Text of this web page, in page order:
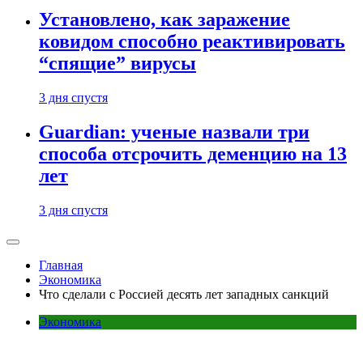
Установлено, как заражение
ковидом способно реактивировать
“спящие” вирусы
3 дня спустя
Guardian: ученые назвали три
способа отсрочить деменцию на 13
лет
3 дня спустя
Главная
Экономика
Что сделали с Россией десять лет западных санкций
Экономика